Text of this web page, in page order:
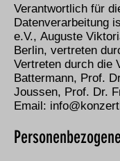
Verantwortlich für
Datenverarbeitung
e.V., Auguste
Berlin, vertreten
Vertreten durch die
Battermann, Prof.
Joussen, Prof. Dr.
Email: